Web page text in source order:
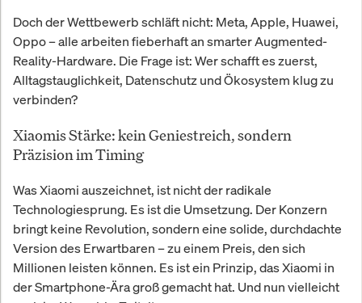
Doch der Wettbewerb schläft nicht: Meta, Apple, Huawei,
Oppo – alle arbeiten fieberhaft an smarter Augmented-
Reality-Hardware. Die Frage ist: Wer schafft es zuerst,
Alltagstauglichkeit, Datenschutz und Ökosystem klug zu
verbinden?
Xiaomis Stärke: kein Geniestreich, sondern
Präzision im Timing
Was Xiaomi auszeichnet, ist nicht der radikale
Technologiesprung. Es ist die Umsetzung. Der Konzern
bringt keine Revolution, sondern eine solide, durchdachte
Version des Erwartbaren – zu einem Preis, den sich
Millionen leisten können. Es ist ein Prinzip, das Xiaomi in
der Smartphone-Ära groß gemacht hat. Und nun vielleicht